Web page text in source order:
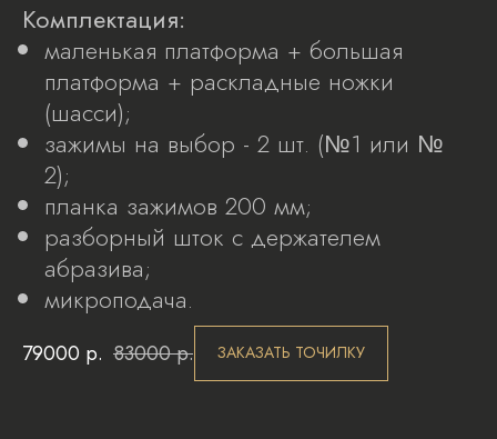
Комплектация:
маленькая платформа + большая
платформа + раскладные ножки
(шасси);
зажимы на выбор - 2 шт. (№1 или №
2);
планка зажимов 200 мм;
разборный шток с держателем
абразива;
микроподача.
79000 р. 83000р. ЗАКАЗАТЬ ТОЧИЛКУ